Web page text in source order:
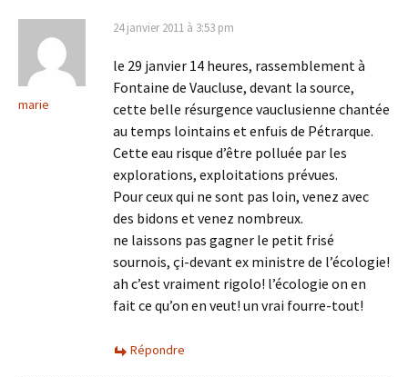
marie
24 janvier 2011 à 3:53 pm
le 29 janvier 14 heures, rassemblement à
Fontaine de Vaucluse, devant la source,
cette belle résurgence vauclusienne chantée
au temps lointains et enfuis de Pétrarque.
Cette eau risque d’être polluée par les
explorations, exploitations prévues.
Pour ceux qui ne sont pas loin, venez avec
des bidons et venez nombreux.
ne laissons pas gagner le petit frisé
sournois, çi-devant ex ministre de l’écologie!
ah c’est vraiment rigolo! l’écologie on en
fait ce qu’on en veut! un vrai fourre-tout!
Répondre